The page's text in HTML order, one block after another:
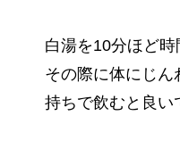
白湯を10分ほど時
その際に体にじ
持ちで飲むと良い